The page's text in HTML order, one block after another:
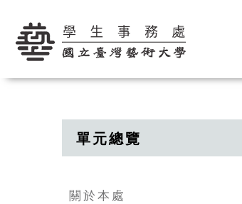
學生事務處
單元總覽
關於本處